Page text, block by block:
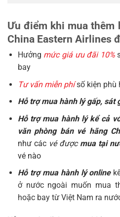
Ưu điểm khi mua thêm
China Eastern Airlines
Hưởng mức giá ưu đãi 10%
bay
Tư vấn miễn phí số kiện phù
Hỗ trợ mua hành lý gấp, sát
Hỗ trợ mua hành lý kể cả
văn phòng bán vé hãng
như cácvé được mua tại
vé nào
Hỗ trợ mua hành lý online
ở nước ngoài muốn mua
hoặc bay từ Việt Nam ra